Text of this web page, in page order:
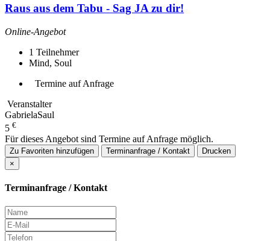
Raus aus dem Tabu - Sag JA zu dir!
Online-Angebot
1 Teilnehmer
Mind, Soul
Termine auf Anfrage
Veranstalter
GabrielaSaul
5 €
Für dieses Angebot sind Termine auf Anfrage möglich.
Zu Favoriten hinzufügen Terminanfrage / Kontakt
Drucken
×
Terminanfrage / Kontakt